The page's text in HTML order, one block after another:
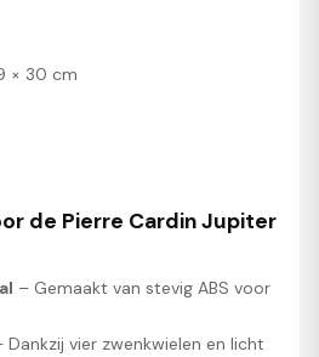
× 30 cm
de Pierre Cardin Jupiter
– Gemaakt van stevig ABS voor
Dankzij vier zwenkwielen en licht